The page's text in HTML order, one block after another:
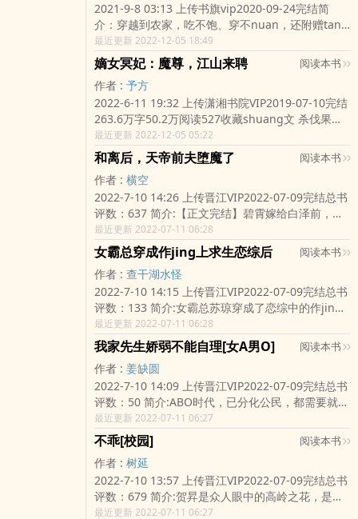
2021-9-8 03:13 上传书旗vip2020-09-24完结简
介：穿越到农家，吃不饱、穿不nuan，还附赠tan
痪丈夫一枚，极品亲戚一大堆。夏月初掰掰手指，
这本烂账，怎么算都是自己太亏！不过咱厨艺傍
shen，一双巧手能zuo出万千美味，分分钟挣下万
贯家财，走上人生巅峰！只是，ri子越过越好，丈夫
怎么越来越神秘夏月初菜刀在手：你到底是什么人
某人理直气壮：是你男人！
最近更新 2022-12-05 18:49
嫡女冥妃：魔尊，江山来聘 阅读本书
作者 : 予方
2022-6-11 19:32 上传潇湘书院VIP2019-07-10完结
263.6万字50.2万阅读527收藏shuang文 杀伐果断
穿越 欢喜冤家文案作为曾经走上人生巅峰的冥灵
王，不将任何作妖的人nong死，有辱她曾经大魔
tou的威名。顾徽音笑得天真可ai，仇家越来越多
了，要先nong死哪一个呢第一次见面，夜容铮将
jiao滴滴的小姑娘堵在墙角。他笑得寡淡冷漠对她
说，顾徽音，上天下地，总算找到你了。她是来自
冥皇域的王，却沦落成为平凡的侯府嫡女。他能主
宰天地万物，唯独拿她无可奈何。到底是邪不胜
正，还是魔高一丈这是一场势均力敌的角逐。
最近更新 2022-12-05 05:22
和离后，天帝前夫堕魔了 阅读本书
作者 : 横空
2022-7-10 14:26 上传晋江VIP2022-07-09完结总书
评数：637 简介:【正文完结】碧霄嫁给白泽前，是
四海八荒梦中qing人，一把沉影剑劈天斩地。婚
后，她敛尽锋芒洗手羹汤，甘愿为他镇守后方。ri子
久了，当初山盟海誓的男人就变狗了。曾经ai她敬
她，成为天帝后，冷落敷衍她。直到这天，碧霄在
凌霄殿看见他和洛英神女举止亲密有说有笑。“和离
吧。”碧霄语气平静。白泽没解释，只让她考虑清
楚。碧霄斩断契婚石，tou也不回离开。从前的追求
者闻风而动。她举行三界招亲大会，亲自给自己选
了个新夫君。新夫君疼她宠她眼里只有她，让碧霄
重新学会什么是ai。她走后第十年，听说白泽生了心
魔。天宫神官纷纷来求她：“天后娘娘，您原谅帝君
吧！再这样下去他要ru魔了。”碧霄冷淡：“跟我有什
么关系。”后来，天帝当真堕魔，三界大luan，魔物
横行，群神束手无策。堕魔的男人来找她了。眼眸
猩红披tou散发，是她从没见过的疯狂模样。“我等
了你十年。跟我回去，否则我毁了这三界也要将你
囚禁在shen边。”碧霄听了，冷笑chou出佩剑：囚
禁有本事你来。【排雷：本文男主前期非常狗，后
最近更新 2022-07-11 06:28
女霸总穿成作jing上求生恋综后 阅读本书
作者 : 查干湖水怪
2022-7-10 14:15 上传晋江VIP2022-07-09完结总书
评数：133 简介:女霸总苏琼穿成了恋综中的作jing
女明星，an照剧qing，她靠着无脑挑衅、作天作地
惹得观众厌弃，最后被劝退恋综遭遇雪藏，下场凄
惨。一心只想赚钱的苏琼：“嗯”...劝退恋综只会影响
她赚钱的速度好吧！！为了早ri被劝退，苏琼将作发
挥地淋漓尽致。*shi物线索环节，大家满山找线
索。苏琼委屈baba对影帝傅钧青dao：“我走不动
了。”观众炸了：【某作jing能不能懂点事，找不到
线索要让大家陪她饿肚子吗】结果苏琼脚一抬，直
接拽出来一张纸条——恭喜获得最豪华午餐线索。*
上山收集物资环节，时间有限制。众人准备出发，
苏琼jiao声jiao气dao：“太yang太大了，我不想
去。”弹幕：【笑了，作jing不愧是作jing，能这么
无理取闹！】结果天空轰隆隆，下起倾盆大雨。*密
最近更新 2022-07-11 06:28
我家先生娇弱不能自理[女A男O] 阅读本书
作者 : 姜缺圆
2022-7-10 14:09 上传晋江VIP2022-07-09完结总书
评数：50 简介:ABO时代，已分化公民，都需要就读
帝国学院。1.简兰意是Alpha，她沉迷训练，无法自
ba，直到听说学院一个Omega的事迹：“听说
Omega都很好看，这个长得五大三cu！”“听说
Omega都双手jiaonen，这个不去学cha花feng
纫，反而cao纵机甲！”简兰意起初只是想找他比试
一下，却发现人家gen本不似传闻中那样五大三
cu，反而清冷绝yu，腰细tui长，更重要的是，战斗
最近更新 2022-07-11 06:27
不乖[校园] 阅读本书
作者 : 树延
2022-7-10 13:57 上传晋江VIP2022-07-09完结总书
评数：679 简介:贺昇是众人眼中的高岭之花，是个
为人冷淡不好招惹的混dan。原本八杆子打不着的两
最近更新 2022-07-11 06:27